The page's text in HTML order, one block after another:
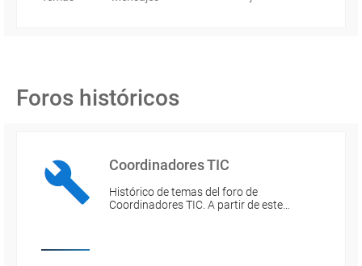
Foros históricos
Coordinadores TIC
Histórico de temas del foro de
Coordinadores TIC. A partir de este…